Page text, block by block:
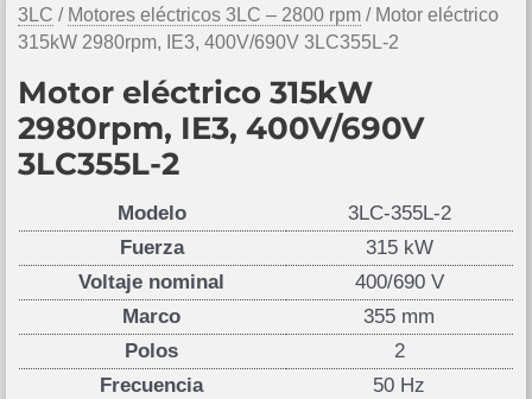
3LC / Motores eléctricos 3LC – 2800 rpm / Motor eléctrico
315kW 2980rpm, IE3, 400V/690V 3LC355L-2
Motor eléctrico 315kW
2980rpm, IE3, 400V/690V
3LC355L-2
Modelo
3LC-355L-2
Fuerza
315 kW
Voltaje nominal
400/690 V
Marco
355 mm
Polos
2
Frecuencia
50 Hz